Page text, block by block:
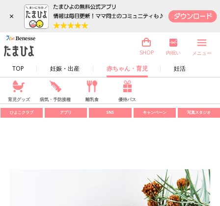
×
TOP 妊娠・出産 赤ちゃん・育児 妊活
SHOP 内祝い メニュー
育児グッズ 病気・予防接種 離乳食 優待パス
ひよこクラブ アプリ SNS キャンペーン 写真スタジオ